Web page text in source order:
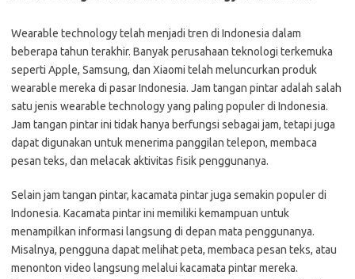
Wearable technology telah menjadi tren di Indonesia dalam
beberapa tahun terakhir. Banyak perusahaan teknologi terkemuka
seperti Apple, Samsung, dan Xiaomi telah meluncurkan produk
wearable mereka di pasar Indonesia. Jam tangan pintar adalah salah
satu jenis wearable technology yang paling populer di Indonesia.
Jam tangan pintar ini tidak hanya berfungsi sebagai jam, tetapi juga
dapat digunakan untuk menerima panggilan telepon, membaca
pesan teks, dan melacak aktivitas fisik penggunanya.
Selain jam tangan pintar, kacamata pintar juga semakin populer di
Indonesia. Kacamata pintar ini memiliki kemampuan untuk
menampilkan informasi langsung di depan mata penggunanya.
Misalnya, pengguna dapat melihat peta, membaca pesan teks, atau
menonton video langsung melalui kacamata pintar mereka.